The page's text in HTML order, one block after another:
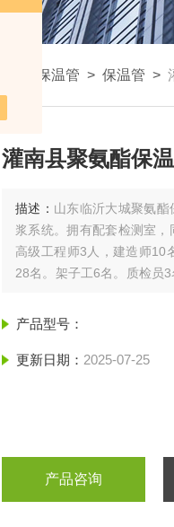
聚氨酯保温管 > 保温管 >
灌南县聚氨酯保
描述： 山东临沂大城聚氨
浆系统。拥有配套检测室
高级工程师3人，建造师10
28名。架子工6名。质检员
产品型号：
更新日期： 2025-07-25
产品咨询